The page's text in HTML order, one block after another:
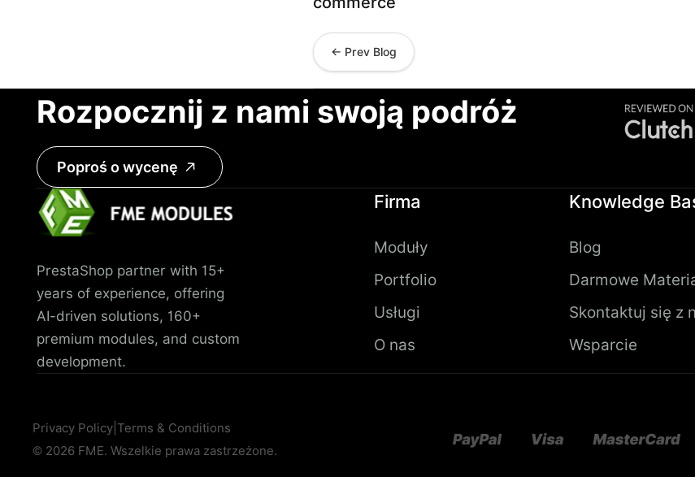
← Prev Blog
Rozpocznij z nami swoją podróż
Poproś o wycenę
PrestaShop partner with 15+
years of experience, offering
AI-driven solutions, 160+
premium modules, and custom
development.
Firma
Moduły
Portfolio
Usługi
O nas
Knowledge
Blog
Darmowe
Skontaktuj się z
Wsparcie
Privacy Policy Terms & Conditions
© 2026 FME. Wszelkie prawa zastrzeżone.